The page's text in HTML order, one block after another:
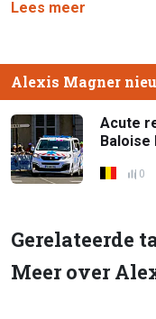
Lees meer
Alexis Magner
Acute
Baloise
0
Gerelateerde
Meer over